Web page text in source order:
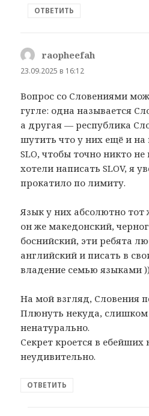
ОТВЕТИТЬ
raopheefah
23.09.2025 в 16:12
Вопрос со Словениями
гугле: одна называется
а другая — республика
шутить что у них ещё и
SLO, чтобы точно никто
хотели написать SLOV, я
прокатило по лимиту.
Язык у них абсолютно тот
он же македонский,
боснийский, эти ребята
английский и писать в
владение семью языками
На мой взгляд, Словения
Плюнуть некуда, слишком
ненатурально.
Секрет кроется в ебейших
неудивительно.
ОТВЕТИТЬ